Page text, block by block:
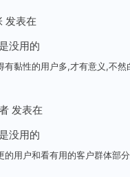
发表在
没用的
有黏性的用户多,才有意义,不然
发表在
没用的
的用户和看有用的客户群体部